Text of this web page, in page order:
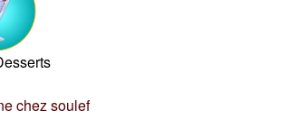
chez soulef